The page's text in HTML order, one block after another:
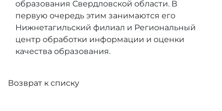
образования Свердловской области. В
первую очередь этим занимаются его
Нижнетагильский филиал и Региональный
центр обработки информации и оценки
качества образования.
Возврат к списку